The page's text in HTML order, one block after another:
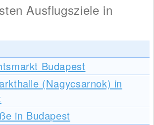
Ausflugsziele in
Budapest
(Nagycsarnok) in
in Budapest